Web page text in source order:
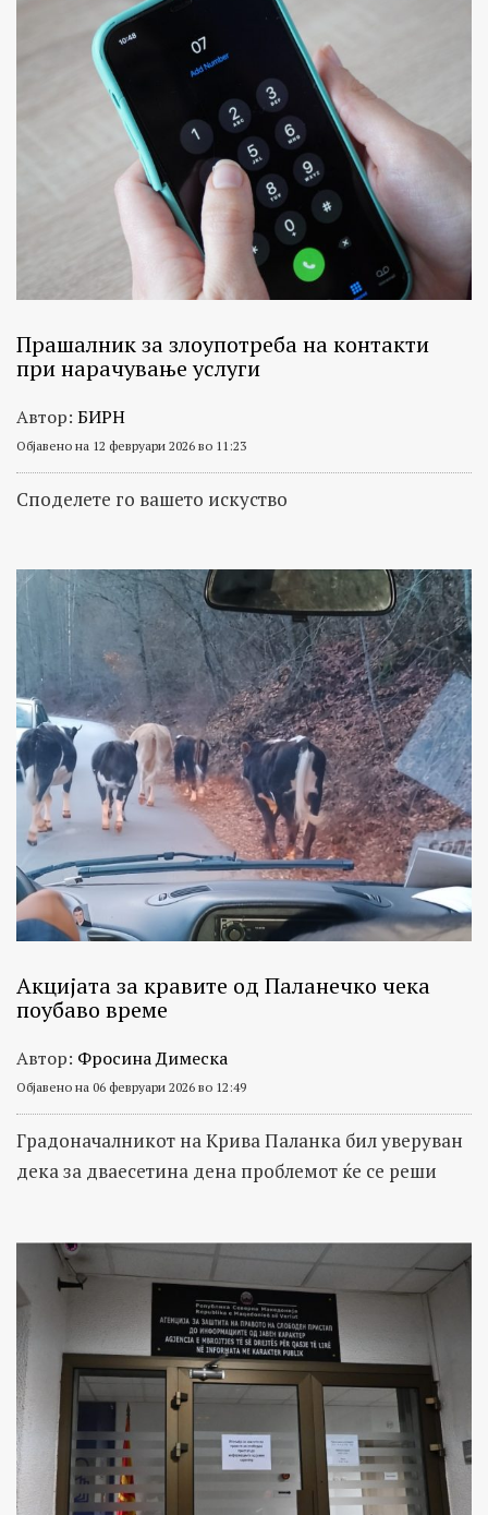
Прашалник за злоупотреба на контакти
при нарачување услуги
Автор: БИРН
Објавено на 12 февруари 2026 во 11:23
Споделете го вашето искуство
Акцијата за кравите од Паланечко чека
поубаво време
Автор: Фросина Димеска
Објавено на 06 февруари 2026 во 12:49
Градоначалникот на Крива Паланка бил уверуван
дека за дваесетина дена проблемот ќе се реши